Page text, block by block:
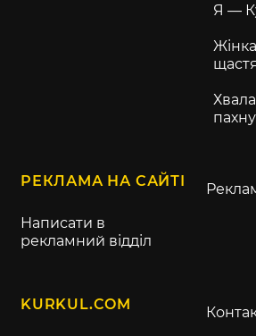
Я —
щастя
РЕКЛАМА НА САЙТІ
Написати в
рекламний відділ
KURKUL.COM